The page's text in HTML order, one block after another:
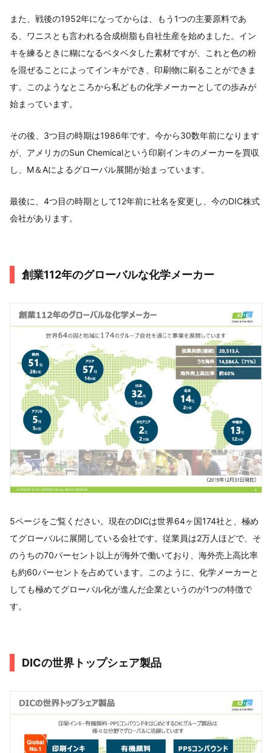
また、戦後の1952年になってからは、もう1つの主要原料であ
る、ワニスとも言われる合成樹脂も自社生産を始めました。イン
キを練るときに糊になるベタベタした素材ですが、これと色の粉
を混ぜることによってインキができ、印刷物に刷ることができま
す。このようなところから私どもの化学メーカーとしての歩みが
始まっています。
その後、3つ目の時期は1986年です。今から30数年前になります
が、アメリカのSun Chemicalという印刷インキのメーカーを買収
し、M＆Aによるグローバル展開が始まっています。
最後に、4つ目の時期として12年前に社名を変更し、今のDIC株式
会社があります。
創業112年のグローバルな化学メーカー
5ページをご覧ください。現在のDICは世界64ヶ国174社と、極め
てグローバルに展開している会社です。従業員は2万人ほどで、そ
のうちの70パーセント以上が海外で働いており、海外売上高比率
も約60パーセントを占めています。このように、化学メーカーと
しても極めてグローバル化が進んだ企業というのが1つの特徴で
す。
DICの世界トップシェア製品